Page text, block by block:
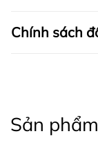
Chính sách
Sản